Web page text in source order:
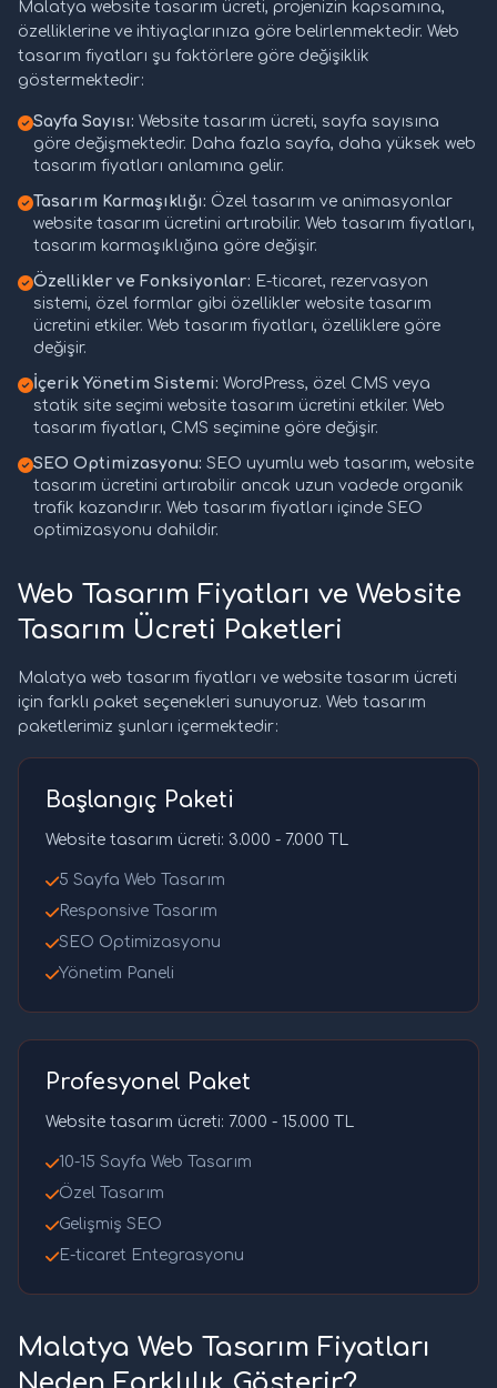
Malatya website tasarım ücreti, projenizin kapsamına,
özelliklerine ve ihtiyaçlarınıza göre belirlenmektedir. Web
tasarım fiyatları şu faktörlere göre değişiklik
göstermektedir:
Sayfa Sayısı: Website tasarım ücreti, sayfa sayısına
göre değişmektedir. Daha fazla sayfa, daha yüksek web
tasarım fiyatları anlamına gelir.
Tasarım Karmaşıklığı: Özel tasarım ve animasyonlar
website tasarım ücretini artırabilir. Web tasarım fiyatları,
tasarım karmaşıklığına göre değişir.
Özellikler ve Fonksiyonlar: E-ticaret, rezervasyon
sistemi, özel formlar gibi özellikler website tasarım
ücretini etkiler. Web tasarım fiyatları, özelliklere göre
değişir.
İçerik Yönetim Sistemi: WordPress, özel CMS veya
statik site seçimi website tasarım ücretini etkiler. Web
tasarım fiyatları, CMS seçimine göre değişir.
SEO Optimizasyonu: SEO uyumlu web tasarım, website
tasarım ücretini artırabilir ancak uzun vadede organik
trafik kazandırır. Web tasarım fiyatları içinde SEO
optimizasyonu dahildir.
Web Tasarım Fiyatları ve Website
Tasarım Ücreti Paketleri
Malatya web tasarım fiyatları ve website tasarım ücreti
için farklı paket seçenekleri sunuyoruz. Web tasarım
paketlerimiz şunları içermektedir:
Başlangıç Paketi
Website tasarım ücreti: 3.000 - 7.000 TL
5 Sayfa Web Tasarım
Responsive Tasarım
SEO Optimizasyonu
Yönetim Paneli
Profesyonel Paket
Website tasarım ücreti: 7.000 - 15.000 TL
10-15 Sayfa Web Tasarım
Özel Tasarım
Gelişmiş SEO
E-ticaret Entegrasyonu
Malatya Web Tasarım Fiyatları